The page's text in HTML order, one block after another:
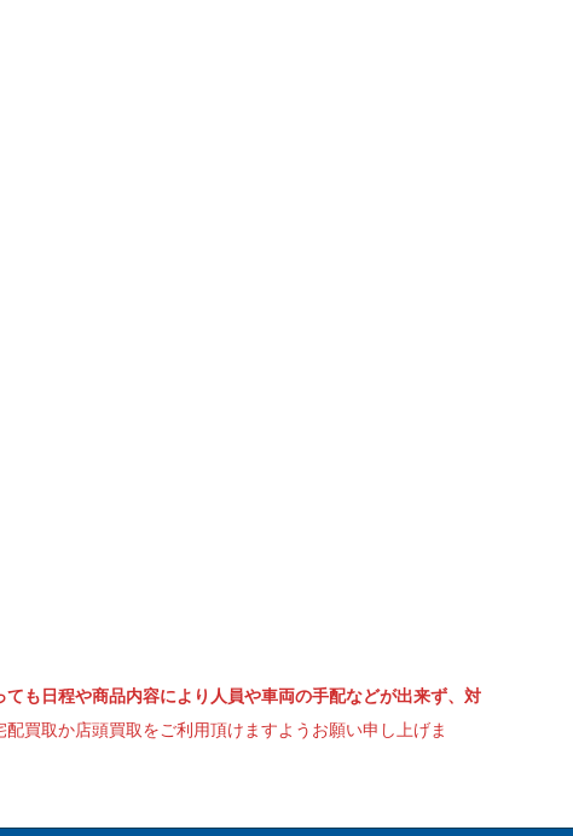
も日程や商品内容により人員や車両の手配などが出来ず、対
配買取か店頭買取をご利用頂けますようお願い申し上げま